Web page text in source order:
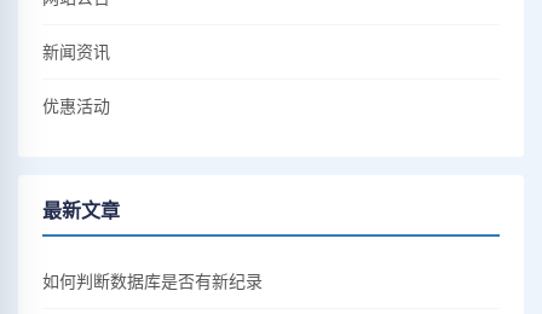
新闻资讯
优惠活动
最新文章
如何判断数据库是否有新纪录